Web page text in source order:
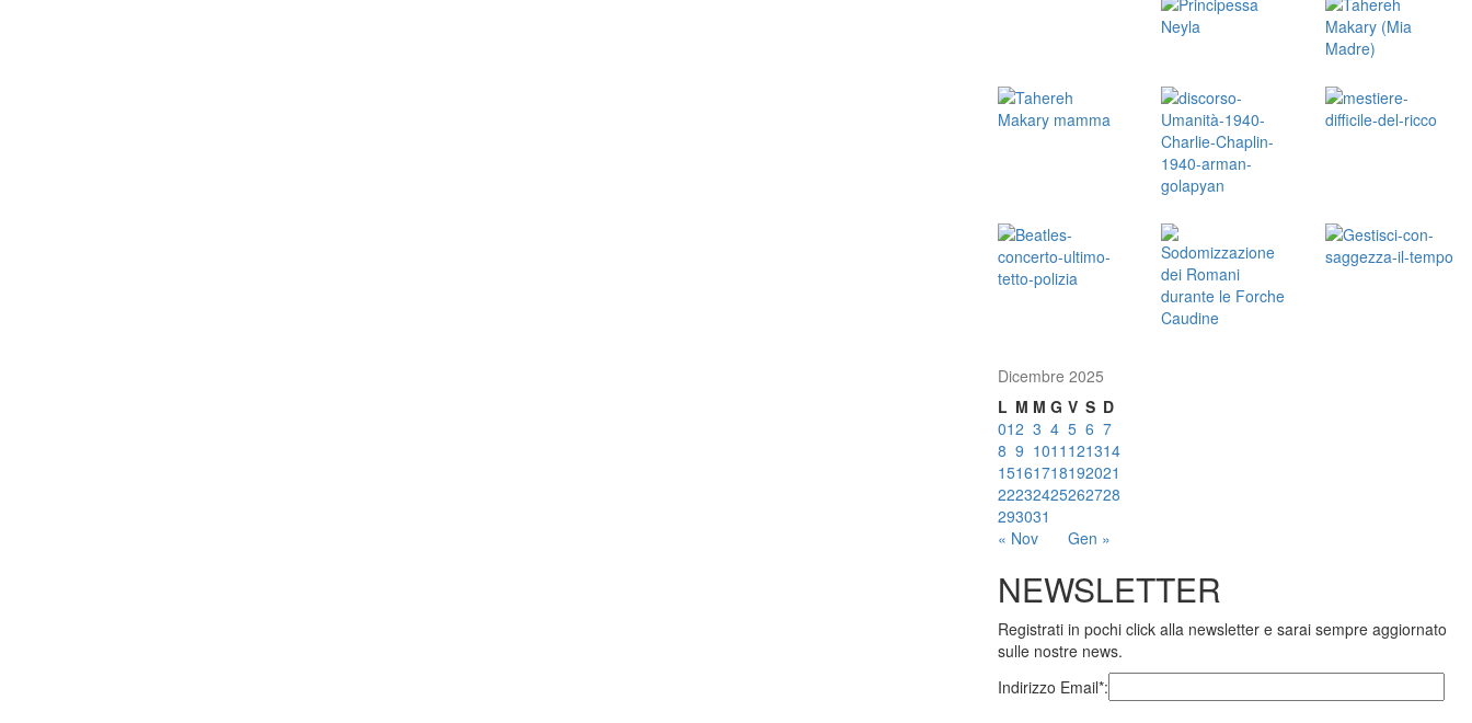
Dicembre 2025
L M M G V S D
« Nov Gen »
012 3 4 5 6 7
8 9 1011 121314
15161718192021
22232425262728
293031
NEWSLETTER
Registrati in pochi click alla newsletter e sarai sempre aggiornato
sulle nostre news.
Indirizzo Email*: